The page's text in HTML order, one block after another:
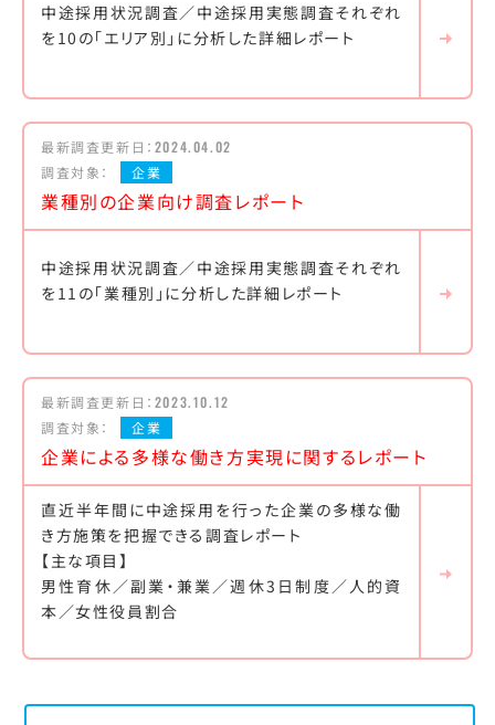
中途採用状況調査／中途採用実態調査それぞれ
を10の「エリア別」に分析した詳細レポート
最新調査更新日： 2024.04.02
調査対象：
企業
業種別の企業向け調査レポート
中途採用状況調査／中途採用実態調査それぞれ
を11の「業種別」に分析した詳細レポート
最新調査更新日： 2023.10.12
調査対象：
企業
企業による多様な働き方実現に関するレポート
直近半年間に中途採用を行った企業の多様な働
き方施策を把握できる調査レポート
【主な項目】
男性育休／副業・兼業／週休3日制度／人的資
本／女性役員割合